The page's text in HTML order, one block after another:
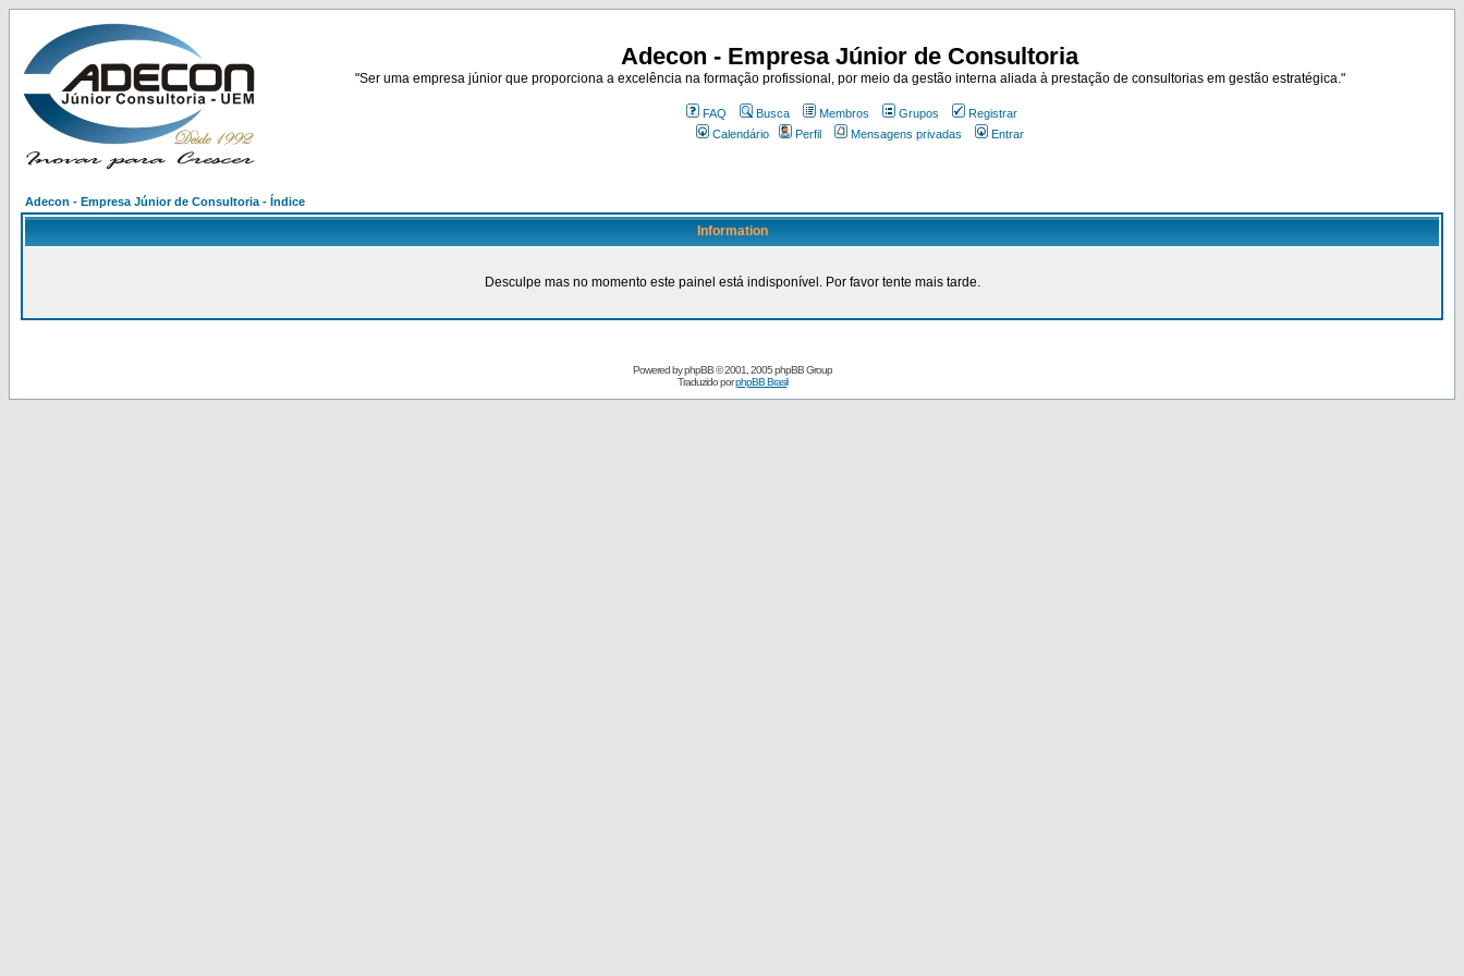
Adecon - Empresa Júnior de Consultoria
"Ser uma empresa júnior que proporciona a excelência na formação profissional, por meio da gestão interna aliada à prestação de consultorias em gestão estratégica."
FAQ Busca Membros Grupos
Registrar
Calendário
Perfil Mensagens privadas Entrar
Adecon - Empresa Júnior de Consultoria - Índice
Information
Desculpe mas no momento este painel está indisponível. Por favor tente mais tarde.
Powered byphpBB© 2001, 2005 phpBB Group
Traduzido porphpBB Brasil